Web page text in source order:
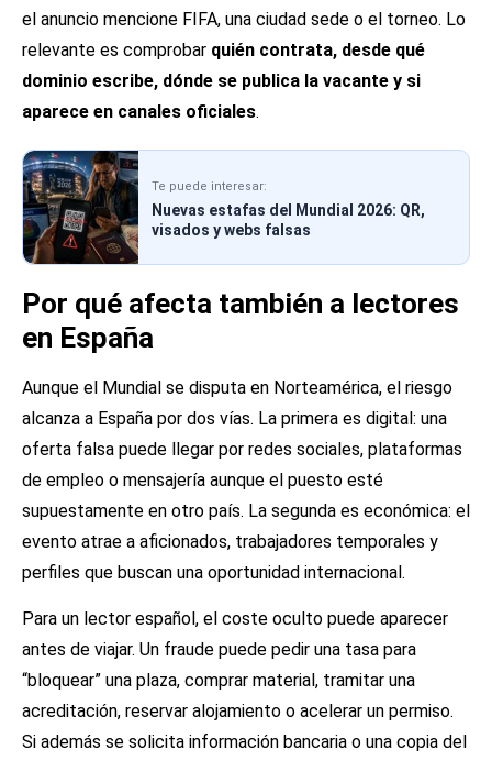
el anuncio mencione FIFA, una ciudad sede o el torneo. Lo
relevante es comprobar quién contrata, desde qué
dominio escribe, dónde se publica la vacante y si
aparece en canales oficiales.
Te puede interesar:
Nuevas estafas del Mundial 2026: QR,
visados y webs falsas
Por qué afecta también a lectores
en España
Aunque el Mundial se disputa en Norteamérica, el riesgo
alcanza a España por dos vías. La primera es digital: una
oferta falsa puede llegar por redes sociales, plataformas
de empleo o mensajería aunque el puesto esté
supuestamente en otro país. La segunda es económica: el
evento atrae a aficionados, trabajadores temporales y
perfiles que buscan una oportunidad internacional.
Para un lector español, el coste oculto puede aparecer
antes de viajar. Un fraude puede pedir una tasa para
“bloquear” una plaza, comprar material, tramitar una
acreditación, reservar alojamiento o acelerar un permiso.
Si además se solicita información bancaria o una copia del